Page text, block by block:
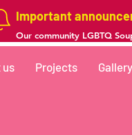
Important
Our community LGBTQ
us Projects Gallery